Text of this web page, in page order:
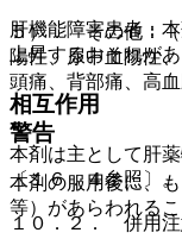
肝機能障害患者：
上昇するおそれが
相互作用
本剤は主として肝
〔１６．４参照〕。
１０．２． 併用注
５）． その他：（
陽性、尿中血陽性
頭痛、背部痛、高血
警告
本剤の服用後に、
等）があらわれるこ